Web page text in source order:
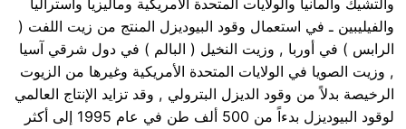
والتشيك وألمانيا والولايات المتحدة الأمريكية وماليزيا واستراليا
والفيليبين ـ في استعمال وقود البيوديزل المنتج من زيت اللفت (
الرابس ) في أوربا , وزيت النخيل ( البالم ) في دول شرقي آسيا
, وزيت الصويا في الولايات المتحدة الأمريكية وغيرها من الزيوت
الرخيصة بدلاً من وقود الديزل البترولي , وقد تزايد الإنتاج العالمي
لوقود البيوديزل بدءاً من 500 ألف طن في عام 1995 إلى أكثر